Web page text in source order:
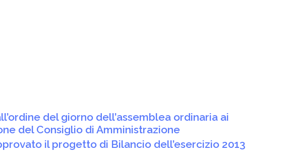
del giorno dell’assemblea ordinaria ai
del Consiglio di Amministrazione
il progetto di Bilancio dell’esercizio 2013